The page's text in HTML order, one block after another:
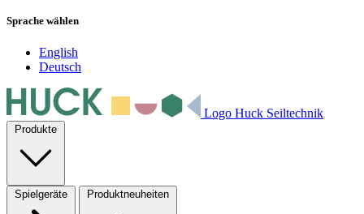
Sprache wählen
English
Deutsch
Logo Huck Seiltechnik
Produkte
Spielgeräte Produktneuheiten